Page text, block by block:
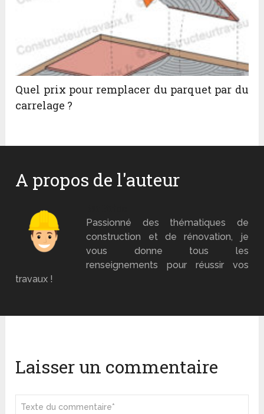
Quel prix pour remplacer du parquet par du
carrelage ?
A propos de l'auteur
Passionné des thématiques de
construction et de rénovation, je
vous donne tous les
renseignements pour réussir vos
travaux !
Laisser un commentaire